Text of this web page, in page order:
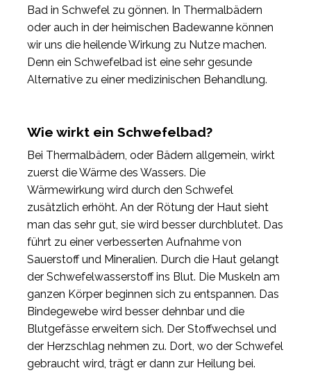
Bad in Schwefel zu gönnen. In Thermalbädern
oder auch in der heimischen Badewanne können
wir uns die heilende Wirkung zu Nutze machen.
Denn ein Schwefelbad ist eine sehr gesunde
Alternative zu einer medizinischen Behandlung.
Wie wirkt ein Schwefelbad?
Bei Thermalbädern, oder Bädern allgemein, wirkt
zuerst die Wärme des Wassers. Die
Wärmewirkung wird durch den Schwefel
zusätzlich erhöht. An der Rötung der Haut sieht
man das sehr gut, sie wird besser durchblutet. Das
führt zu einer verbesserten Aufnahme von
Sauerstoff und Mineralien. Durch die Haut gelangt
der Schwefelwasserstoff ins Blut. Die Muskeln am
ganzen Körper beginnen sich zu entspannen. Das
Bindegewebe wird besser dehnbar und die
Blutgefässe erweitern sich. Der Stoffwechsel und
der Herzschlag nehmen zu. Dort, wo der Schwefel
gebraucht wird, trägt er dann zur Heilung bei.